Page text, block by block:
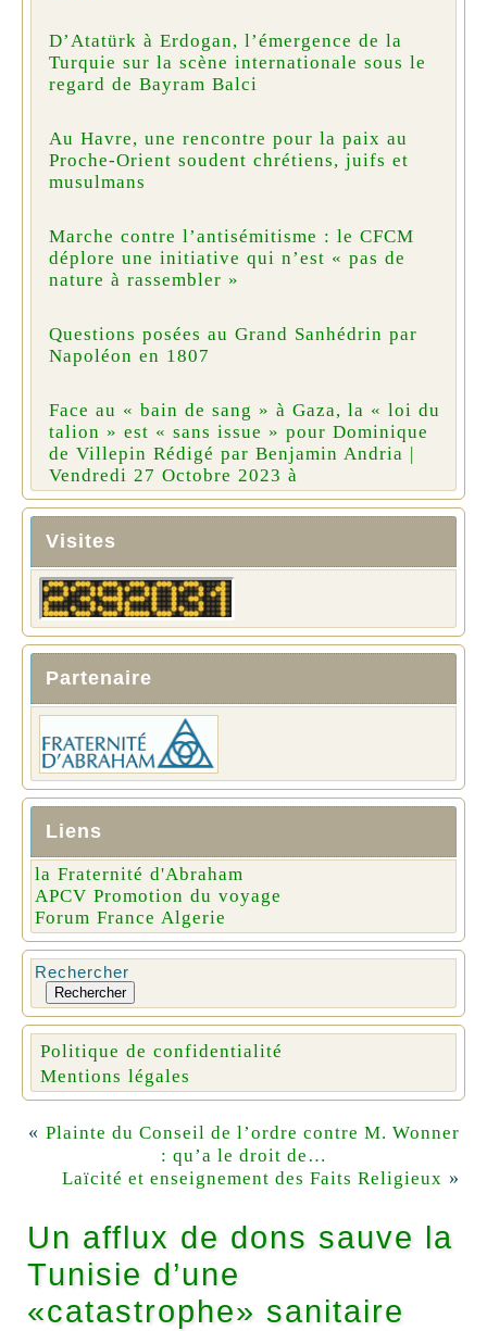
D’Atatürk à Erdogan, l’émergence de la
Turquie sur la scène internationale sous le
regard de Bayram Balci
Au Havre, une rencontre pour la paix au
Proche-Orient soudent chrétiens, juifs et
musulmans
Marche contre l’antisémitisme : le CFCM
déplore une initiative qui n’est « pas de
nature à rassembler »
Questions posées au Grand Sanhédrin par
Napoléon en 1807
Face au « bain de sang » à Gaza, la « loi du
talion » est « sans issue » pour Dominique
de Villepin Rédigé par Benjamin Andria |
Vendredi 27 Octobre 2023 à
Visites
Partenaire
Liens
la Fraternité d'Abraham
APCV Promotion du voyage
Forum France Algerie
Rechercher
Rechercher
Politique de confidentialité
Mentions légales
« Plainte du Conseil de l’ordre contre M. Wonner
: qu’a le droit de…
Laïcité et enseignement des Faits Religieux »
Un afflux de dons sauve la
Tunisie d’une
«catastrophe» sanitaire